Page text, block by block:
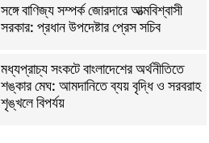
সঙ্গে বাণিজ্য সম্পর্ক জোরদারে আত্মবিশ্বাসী
সরকার: প্রধান উপদেষ্টার প্রেস সচিব
মধ্যপ্রাচ্য সংকটে বাংলাদেশের অর্থনীতিতে
শঙ্কার মেঘ: আমদানিতে ব্যয় বৃদ্ধি ও সরবরাহ
শৃঙ্খলে বিপর্যয়